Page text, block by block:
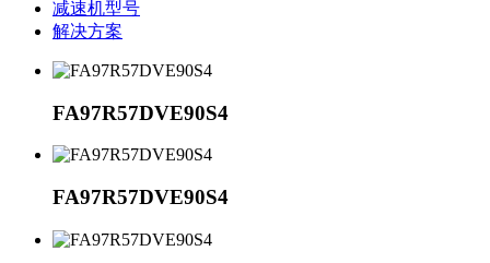
减速机型号
解决方案
FA97R57DVE90S4
FA97R57DVE90S4